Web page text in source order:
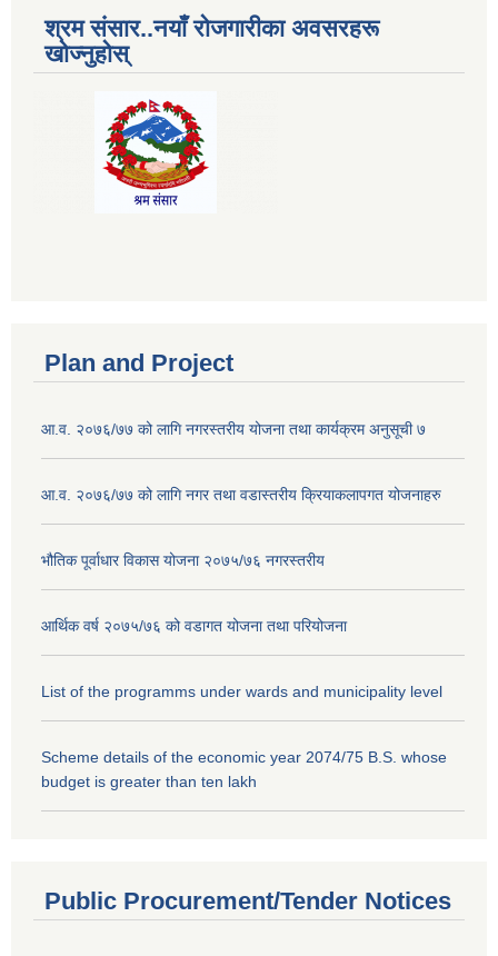
श्रम संसार..नयाँ रोजगारीका अवसरहरू
खोज्नुहोस्
Plan and Project
आ.व. २०७६/७७ को लागि नगरस्तरीय योजना तथा कार्यक्रम अनुसूची ७
आ.व. २०७६/७७ को लागि नगर तथा वडास्तरीय क्रियाकलापगत योजनाहरु
भौतिक पूर्वाधार विकास योजना २०७५/७६ नगरस्तरीय
आर्थिक वर्ष २०७५/७६ को वडागत योजना तथा परियोजना
List of the programms under wards and municipality level
Scheme details of the economic year 2074/75 B.S. whose
budget is greater than ten lakh
Public Procurement/Tender Notices